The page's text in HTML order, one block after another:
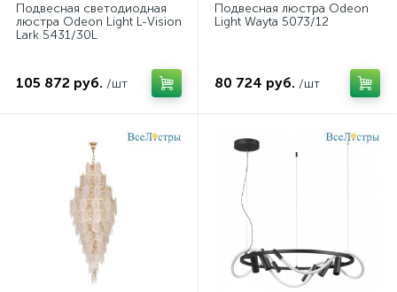
Подвесная светодиодная
люстра Odeon Light L-Vision
Lark 5431/30L
105 872 руб. /шт
Подвесная люстра Odeon
Light Wayta 5073/12
80 724 руб. /шт